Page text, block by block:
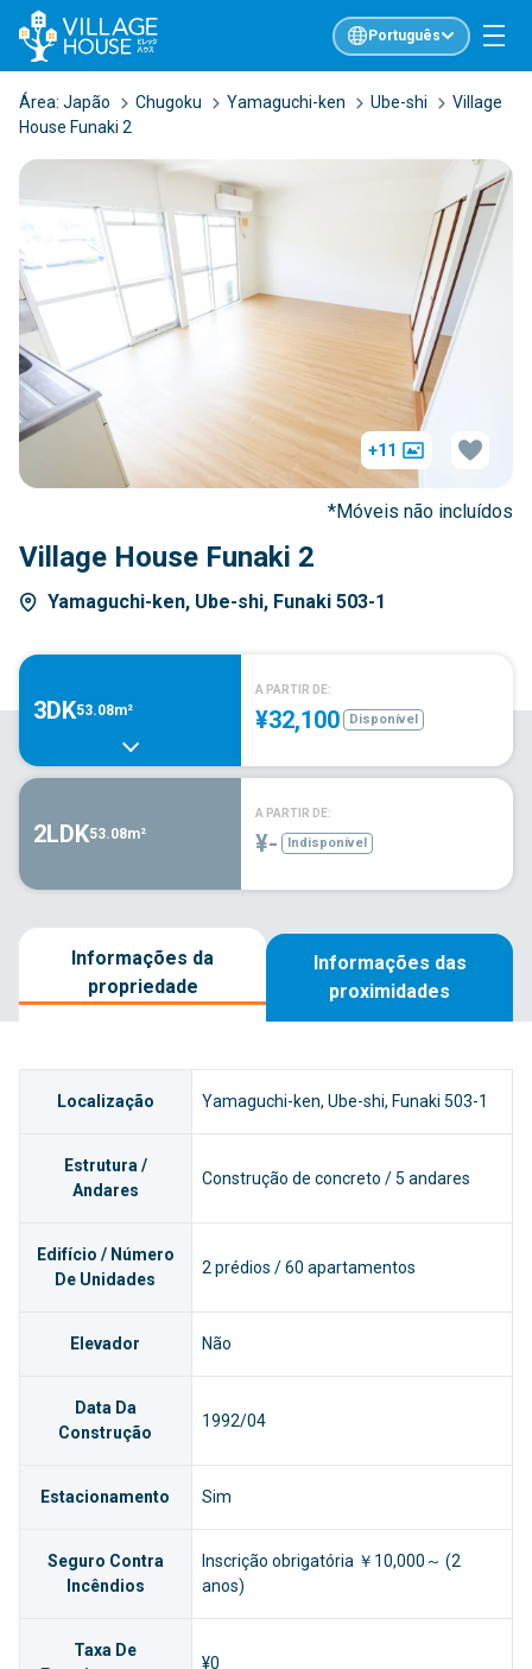
Português
Área: Japão Chugoku Yamaguchi-ken Ube-shi
Village
House Funaki 2
Village House Funaki 2
Yamaguchi-ken, Ube-shi, Funaki 503-1
+11
*Móveis não incluídos
3DK53.08m²
A PARTIR DE:
¥32,100 Disponível
2LDK53.08m²
A PARTIR DE:
¥- Indisponível
Informações da
propriedade
Informações das
proximidades
Localização Yamaguchi-ken, Ube-shi, Funaki 503-1
Estrutura /
Andares
Construção de concreto / 5 andares
Edifício / Número
De Unidades
2 prédios / 60 apartamentos
Elevador Não
Data Da
Construção
1992/04
Estacionamento Sim
Seguro Contra
Incêndios
Inscrição obrigatória ￥10,000～ (2
anos)
Taxa De
¥0